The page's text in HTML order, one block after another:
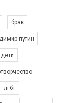
брак
путин
дети
лгбт